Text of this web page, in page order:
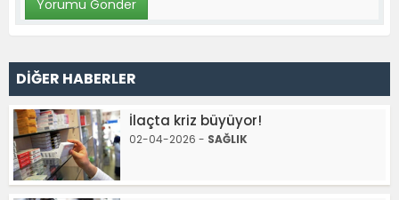
DİĞER HABERLER
İlaçta kriz büyüyor!
02-04-2026 - SAĞLIK